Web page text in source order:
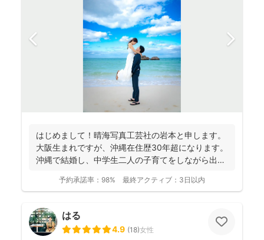
はじめまして！晴海写真工芸社の岩本と申します。
大阪生まれですが、沖縄在住歴30年超になります。
沖縄で結婚し、中学生二人の子育てをしながら出張
予約承諾率： 98% 最終アクティブ： 3日以内
はる
4.9 (18)女性